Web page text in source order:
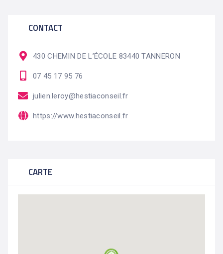
CONTACT
430 CHEMIN DE L’ÉCOLE 83440 TANNERON
07 45 17 95 76
julien.leroy@hestiaconseil.fr
https://www.hestiaconseil.fr
CARTE